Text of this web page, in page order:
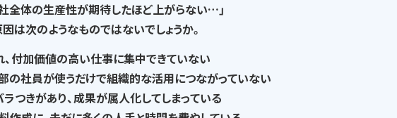
全体の生産性が期待したほど上がらない…」
は次のようなものではないでしょうか。
、付加価値の高い仕事に集中できていない
の社員が使うだけで組織的な活用につながっていない
つきがあり、成果が属人化してしまっている